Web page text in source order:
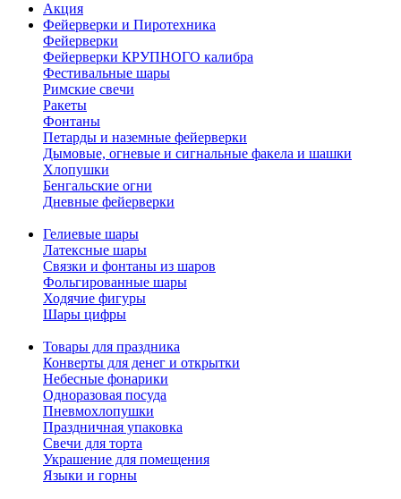
Акция
Фейерверки и Пиротехника
Фейерверки
Фейерверки КРУПНОГО калибра
Фестивальные шары
Римские свечи
Ракеты
Фонтаны
Петарды и наземные фейерверки
Дымовые, огневые и сигнальные факела и шашки
Хлопушки
Бенгальские огни
Дневные фейерверки
Гелиевые шары
Латексные шары
Связки и фонтаны из шаров
Фольгированные шары
Ходячие фигуры
Шары цифры
Товары для праздника
Конверты для денег и открытки
Небесные фонарики
Одноразовая посуда
Пневмохлопушки
Праздничная упаковка
Свечи для торта
Украшение для помещения
Языки и горны